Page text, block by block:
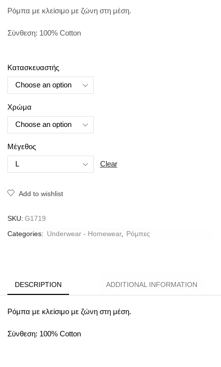
Ρόμπα με κλείσιμο με ζώνη στη μέση.
Σύνθεση: 100% Cotton
Κατασκευαστής
Χρώμα
Μέγεθος
Clear
Add to wishlist
SKU: G1719
Categories: Underwear - Homewear, Ρόμπες
DESCRIPTION ADDITIONAL INFORMATION
Ρόμπα με κλείσιμο με ζώνη στη μέση.
Σύνθεση: 100% Cotton